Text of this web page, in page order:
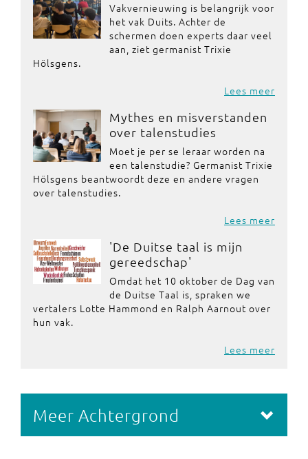
Vakvernieuwing is belangrijk voor
het vak Duits. Achter de
schermen doen experts daar veel
aan, ziet germanist Trixie
Hölsgens.
Lees meer
Mythes en misverstanden
over talenstudies
Moet je per se leraar worden na
een talenstudie? Germanist Trixie
Hölsgens beantwoordt deze en andere vragen
over talenstudies.
Lees meer
'De Duitse taal is mijn
gereedschap'
Omdat het 10 oktober de Dag van
de Duitse Taal is, spraken we
vertalers Lotte Hammond en Ralph Aarnout over
hun vak.
Lees meer
Meer Achtergrond